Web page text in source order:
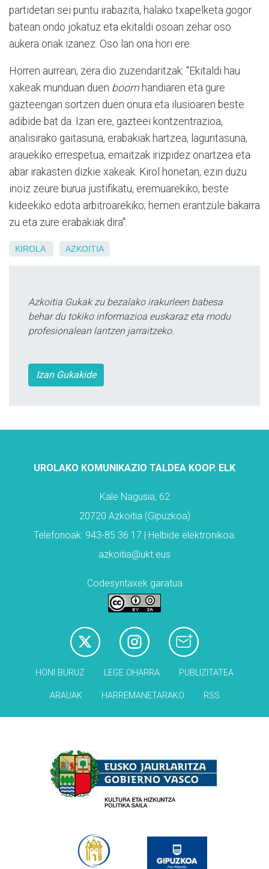
partidetan sei puntu irabazita, halako txapelketa gogor
batean ondo jokatuz eta ekitaldi osoan zehar oso
aukera onak izanez. Oso lan ona hori ere.
Horren aurrean, zera dio zuzendaritzak: "Ekitaldi hau
xakeak munduan duen boom handiaren eta gure
gazteengan sortzen duen onura eta ilusioaren beste
adibide bat da. Izan ere, gazteei kontzentrazioa,
analisirako gaitasuna, erabakiak hartzea, laguntasuna,
arauekiko errespetua, emaitzak irizpidez onartzea eta
abar irakasten dizkie xakeak. Kirol honetan, ezin duzu
inoiz zeure burua justifikatu, eremuarekiko, beste
kideekiko edota arbitroarekiko; hemen erantzule bakarra
zu eta zure erabakiak dira".
KIROLA AZKOITIA
Azkoitia Gukak zu bezalako irakurleen babesa
behar du tokiko informazioa euskaraz eta modu
profesionalean lantzen jarraitzeko.
Izan Gukakide
UROLAKO KOMUNIKAZIO TALDEA KOOP. ELK
Kale Nagusia, 62
20720 Azkoitia (Gipuzkoa)
Telefonoak: 943-85 36 17 | Helbide elektronikoa:
azkoitia@ukt.eus
Codesyntaxek garatua
HONI BURUZ LEGE OHARRA PUBLIZITATEA
ARAUAK HARREMANETARAKO RSS